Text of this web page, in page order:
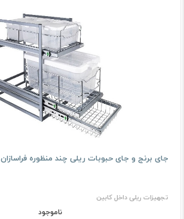
جای برنج و جای حبوبات ریلی چند منظوره فراسازان 1324
تجهیزات ریلی داخل کابین
ناموجود